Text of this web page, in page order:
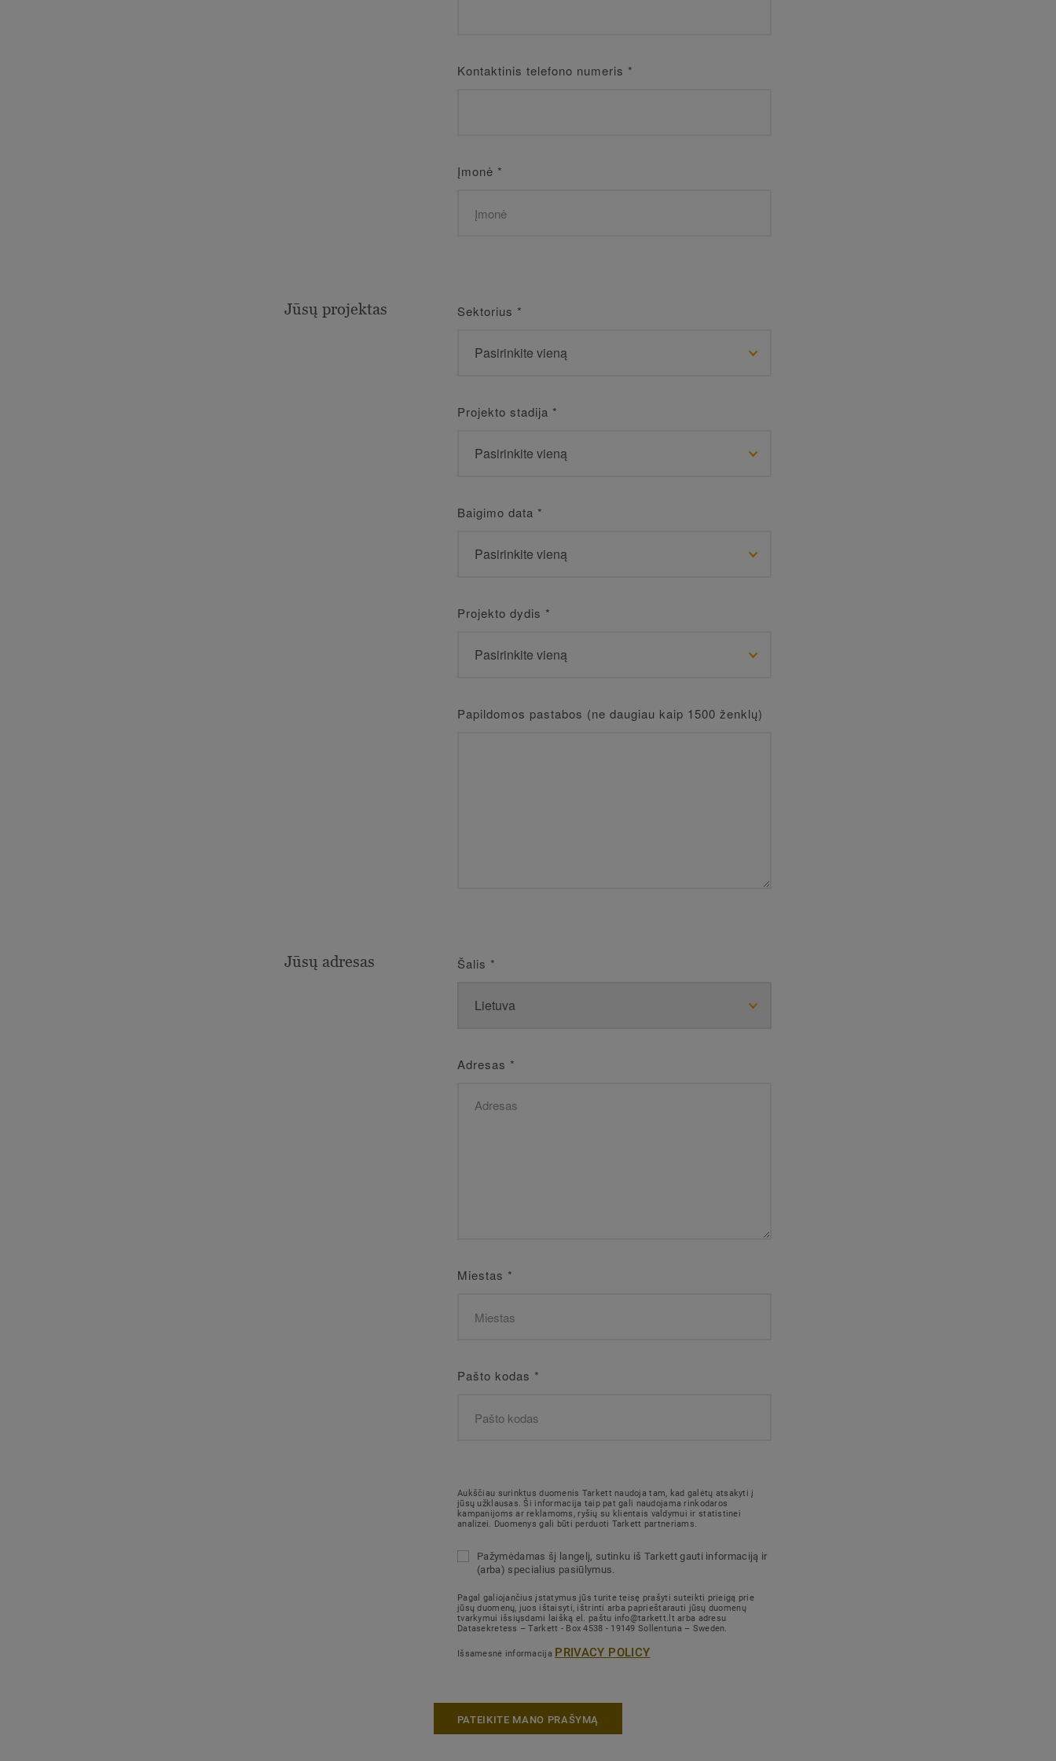
Kontaktinis telefono numeris *
Įmonė *
Jūsų projektas Sektorius *
Projekto stadija *
Baigimo data *
Projekto dydis *
Papildomos pastabos (ne daugiau kaip 1500 ženklų)
Jūsų adresas Šalis *
Adresas *
Miestas *
Pašto kodas *
Aukščiau surinktus duomenis Tarkett naudoja tam, kad galėtų atsakyti į
jūsų užklausas. Ši informacija taip pat gali naudojama rinkodaros
kampanijoms ar reklamoms, ryšių su klientais valdymui ir statistinei
analizei. Duomenys gali būti perduoti Tarkett partneriams.
Pažymėdamas šį langelį, sutinku iš Tarkett gauti informaciją ir
(arba) specialius pasiūlymus.
Pagal galiojančius įstatymus jūs turite teisę prašyti suteikti prieigą prie
jūsų duomenų, juos ištaisyti, ištrinti arba paprieštarauti jūsų duomenų
tvarkymui išsiųsdami laišką el. paštu info@tarkett.lt arba adresu
Datasekretess – Tarkett - Box 4538 - 19149 Sollentuna – Sweden.
Išsamesnė informacija PRIVACY POLICY
PATEIKITE MANO PRAŠYMĄ